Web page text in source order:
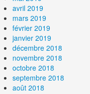
avril 2019
mars 2019
février 2019
janvier 2019
décembre 2018
novembre 2018
octobre 2018
septembre 2018
août 2018